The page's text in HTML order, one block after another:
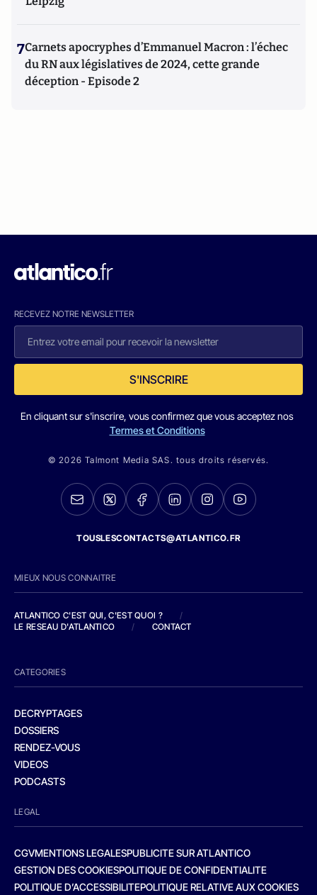
7Carnets apocryphes d’Emmanuel Macron : l’échec
du RN aux législatives de 2024, cette grande
déception - Episode 2
RECEVEZ NOTRE NEWSLETTER
S'INSCRIRE
En cliquant sur s'inscrire, vous confirmez que vous acceptez nos
Termes et Conditions
© 2026 Talmont Media SAS. tous droits réservés.
TOUSLESCONTACTS@ATLANTICO.FR
MIEUX NOUS CONNAITRE
ATLANTICO C'EST QUI, C'EST QUOI ?
/
LE RESEAU D'ATLANTICO
/ CONTACT
CATEGORIES
DECRYPTAGES
DOSSIERS
RENDEZ-VOUS
VIDEOS
PODCASTS
LEGAL
CGVMENTIONS LEGALESPUBLICITE SUR ATLANTICO
GESTION DES COOKIESPOLITIQUE DE CONFIDENTIALITE
POLITIQUE D’ACCESSIBILITEPOLITIQUE RELATIVE AUX COOKIES